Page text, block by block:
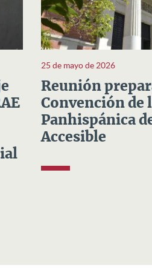
25 de mayo de 2026
Reunión
Convención de
Panhispánica
Accesible